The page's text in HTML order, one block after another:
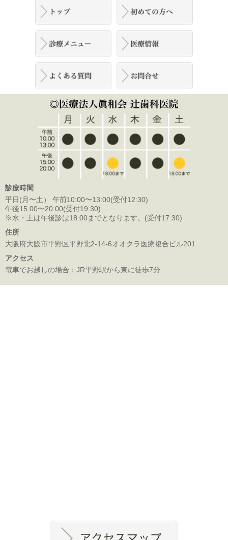
診療時間
平日(月〜土） 午前10:00〜13:00(受付12:30)
午後15:00〜20:00(受付19:30)
※水・土は午後診は18:00までとなります。(受付17:30)
住所
大阪府大阪市平野区平野北2-14-6オオクラ医療複合ビル201
アクセス
電車でお越しの場合：JR平野駅から東に徒歩7分